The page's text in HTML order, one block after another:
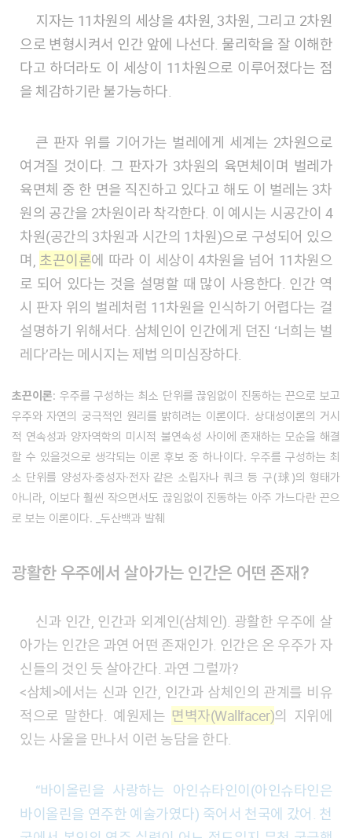
지자는 11차원의 세상을 4차원, 3차원, 그리고 2차원
으로 변형시켜서 인간 앞에 나선다. 물리학을 잘 이해한
다고 하더라도 이 세상이 11차원으로 이루어졌다는 점
을 체감하기란 불가능하다.
큰 판자 위를 기어가는 벌레에게 세계는 2차원으로
여겨질 것이다. 그 판자가 3차원의 육면체이며 벌레가
육면체 중 한 면을 직진하고 있다고 해도 이 벌레는 3차
원의 공간을 2차원이라 착각한다. 이 예시는 시공간이 4
차원(공간의 3차원과 시간의 1차원)으로 구성되어 있으
며, 초끈이론에 따라 이 세상이 4차원을 넘어 11차원으
로 되어 있다는 것을 설명할 때 많이 사용한다. 인간 역
시 판자 위의 벌레처럼 11차원을 인식하기 어렵다는 걸
설명하기 위해서다. 삼체인이 인간에게 던진 ‘너희는 벌
레다’라는 메시지는 제법 의미심장하다.
초끈이론: 우주를 구성하는 최소 단위를 끊임없이 진동하는 끈으로 보고
우주와 자연의 궁극적인 원리를 밝히려는 이론이다. 상대성이론의 거시
적 연속성과 양자역학의 미시적 불연속성 사이에 존재하는 모순을 해결
할 수 있을것으로 생각되는 이론 후보 중 하나이다. 우주를 구성하는 최
소 단위를 양성자·중성자·전자 같은 소립자나 쿼크 등 구(球)의 형태가
아니라, 이보다 훨씬 작으면서도 끊임없이 진동하는 아주 가느다란 끈으
로 보는 이론이다. _두산백과 발췌
광활한 우주에서 살아가는 인간은 어떤 존재?
신과 인간, 인간과 외계인(삼체인). 광활한 우주에 살
아가는 인간은 과연 어떤 존재인가. 인간은 온 우주가 자
신들의 것인 듯 살아간다. 과연 그럴까?
<삼체>에서는 신과 인간, 인간과 삼체인의 관계를 비유
적으로 말한다. 예원제는 면벽자(Wallfacer)의 지위에
있는 사울을 만나서 이런 농담을 한다.
“바이올린을 사랑하는 아인슈타인이(아인슈타인은
바이올린을 연주한 예술가였다) 죽어서 천국에 갔어. 천